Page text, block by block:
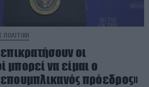
ΠΟΛΙΤΙΚΗ
οι
μπορεί να είμαι ο
πρόεδρος»